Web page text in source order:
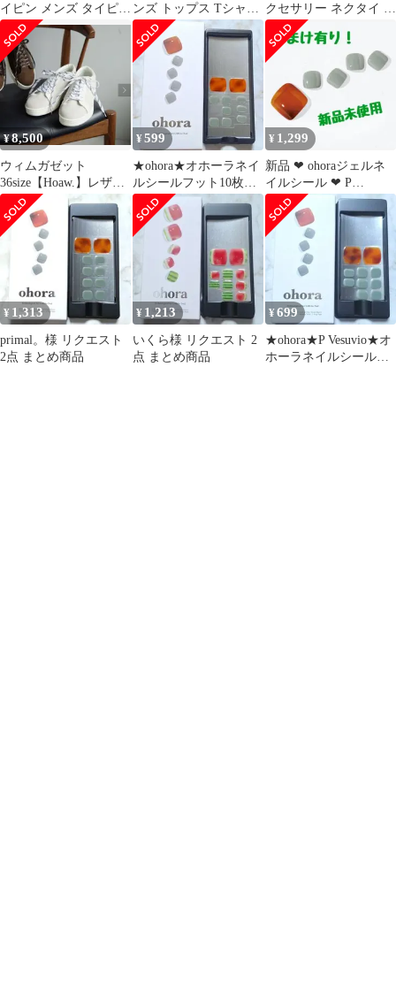
イピン メンズ タイピン
タイバー タイクリップ
ギア(歯車) シルバー レ
ッド VESUVIO TC SPK
B Made in Italy
ンズ トップス Tシャツ
スウェット グラフィッ
ク Licensed Character
Mens The Sopranos
Nuovo Vesuvio Ristorante
クセサリー ネクタイ シ
ルク Elizabetta Vesuvio
Silk Jacquard Tie for
MenBrand Green and
navy ネイビー
¥8,500
ウィムガゼット
36size【Hoaw.】レザー
スニーカー
¥599
★ohora★オホーラネイ
ルシールフット10枚★P
Vesuvio② ベッコウ
¥ 1,299
新品 ❤︎ ohoraジェルネ
イルシール ❤︎ P
VESUVIO #PD-100
¥ 1,313
primal。様 リクエスト
2点 まとめ商品
¥ 1,213
いくら様 リクエスト 2
点 まとめ商品
¥699
★ohora★P Vesuvio★オ
ホーラネイルシールフ